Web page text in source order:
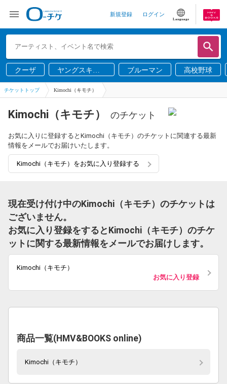
新規登録 ログイン
Language
クーザ
ヤングスキニ
ー
ブルーマン 高校野球
チケットトップ Kimochi（キモチ）
Kimochi（キモチ） のチケット
お気に入りに登録するとKimochi（キモチ）のチケットに関連する最新
情報をメールでお届けいたします。
Kimochi（キモチ）をお気に入り登録する
現在受け付け中のKimochi（キモチ）のチケットは
ございません。
お気に入り登録をするとKimochi（キモチ）のチケ
ットに関する最新情報をメールでお届けします。
Kimochi（キモチ）
お気に入り登録
商品一覧(HMV&BOOKS online)
Kimochi（キモチ）